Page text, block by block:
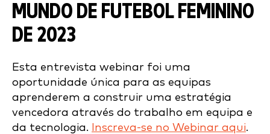
MUNDO DE FUTEBOL FEMININO
DE 2023
Esta entrevista webinar foi uma
oportunidade única para as equipas
aprenderem a construir uma estratégia
vencedora através do trabalho em equipa e
da tecnologia.
Inscreva-se no Webinar aqui.